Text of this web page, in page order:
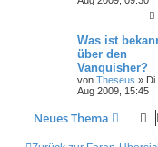
Was ist
über den
Vanquisher?
von Theseus » Di
Aug 2009, 15:45
Neues Thema